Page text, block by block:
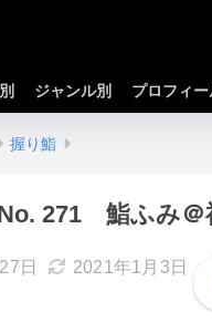
ジャンル別 プロフィー
握り鮨
271 鮨ふみ＠
日 2021年1月3日